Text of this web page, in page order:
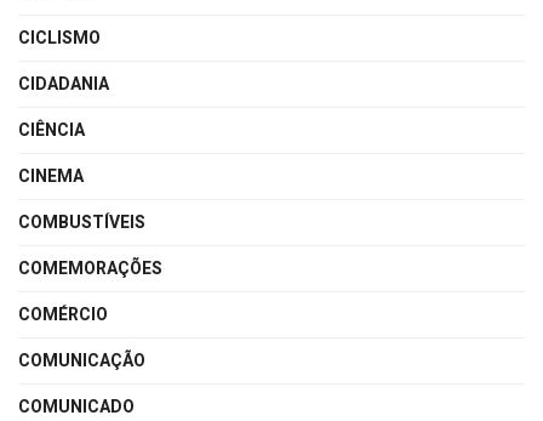
CICLISMO
CIDADANIA
CIÊNCIA
CINEMA
COMBUSTÍVEIS
COMEMORAÇÕES
COMÉRCIO
COMUNICAÇÃO
COMUNICADO